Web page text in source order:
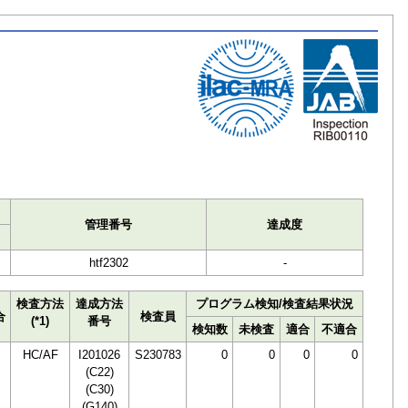
管理番号 達成度
htf2302 -
検査方法
(*1)
達成方法
番号
検査員
プログラム検知/検査結果状況
検知数
未検査 適合
不適合
HC/AF
I201026
(C22)
(C30)
S230783 0 0 0 0